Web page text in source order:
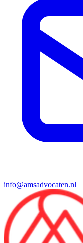
info@amsadvocaten.nl